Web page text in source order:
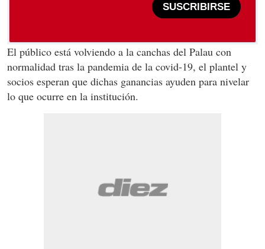
SUSCRIBIRSE
El público está volviendo a la canchas del Palau con
normalidad tras la pandemia de la covid-19, el plantel y
socios esperan que dichas ganancias ayuden para nivelar
lo que ocurre en la institución.